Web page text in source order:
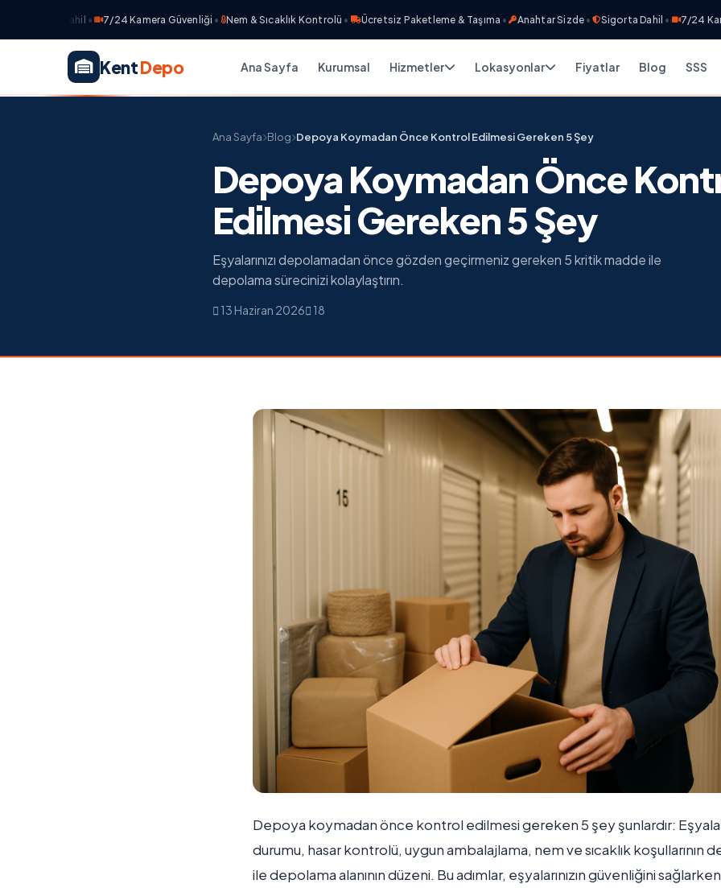
7/24 Kamera Güvenliği• Nem & Sıcaklık Kontrolü• Ücretsiz Paketleme & Taşıma• Anahtar Sizde• Sigorta Dahil• 7/24 Kamera
KentDepo Ana Sayfa Kurumsal Hizmetler Lokasyonlar Fiyatlar Blog SSS
Ana Sayfa Blog Depoya Koymadan Önce Kontrol Edilmesi Gereken 5 Şey
Depoya Koymadan Önce
Edilmesi Gereken 5 Şey
Eşyalarınızı depolamadan önce gözden geçirmeniz gereken 5 kritik madde ile
depolama sürecinizi kolaylaştırın.
13 Haziran 2026 18
Depoya koymadan önce kontrol edilmesi gereken 5 şey şunlardır:
durumu, hasar kontrolü, uygun ambalajlama, nem ve sıcaklık koşullarının
ile depolama alanının düzeni. Bu adımlar, eşyalarınızın güvenliğini